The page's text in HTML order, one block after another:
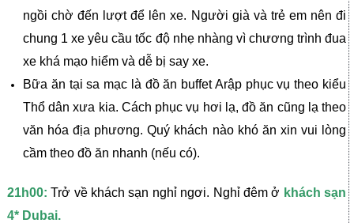
ngồi chờ đến lượt để lên xe. Người già và trẻ em nên đi
chung 1 xe yêu cầu tốc độ nhẹ nhàng vì chương trình đua
xe khá mạo hiểm và dễ bị say xe.
Bữa ăn tại sa mạc là đồ ăn buffet Arập phục vụ theo kiểu
Thổ dân xưa kia. Cách phục vụ hơi lạ, đồ ăn cũng lạ theo
văn hóa địa phương. Quý khách nào khó ăn xin vui lòng
cầm theo đồ ăn nhanh (nếu có).
21h00: Trở về khách sạn nghỉ ngơi. Nghỉ đêm ở khách sạn
4* Dubai.